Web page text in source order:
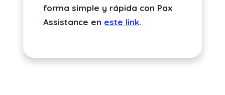
forma simple y rápida con Pax
Assistance en este link.